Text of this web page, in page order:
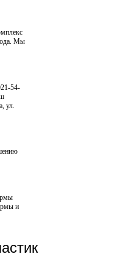
Мы
54-
ул.
и